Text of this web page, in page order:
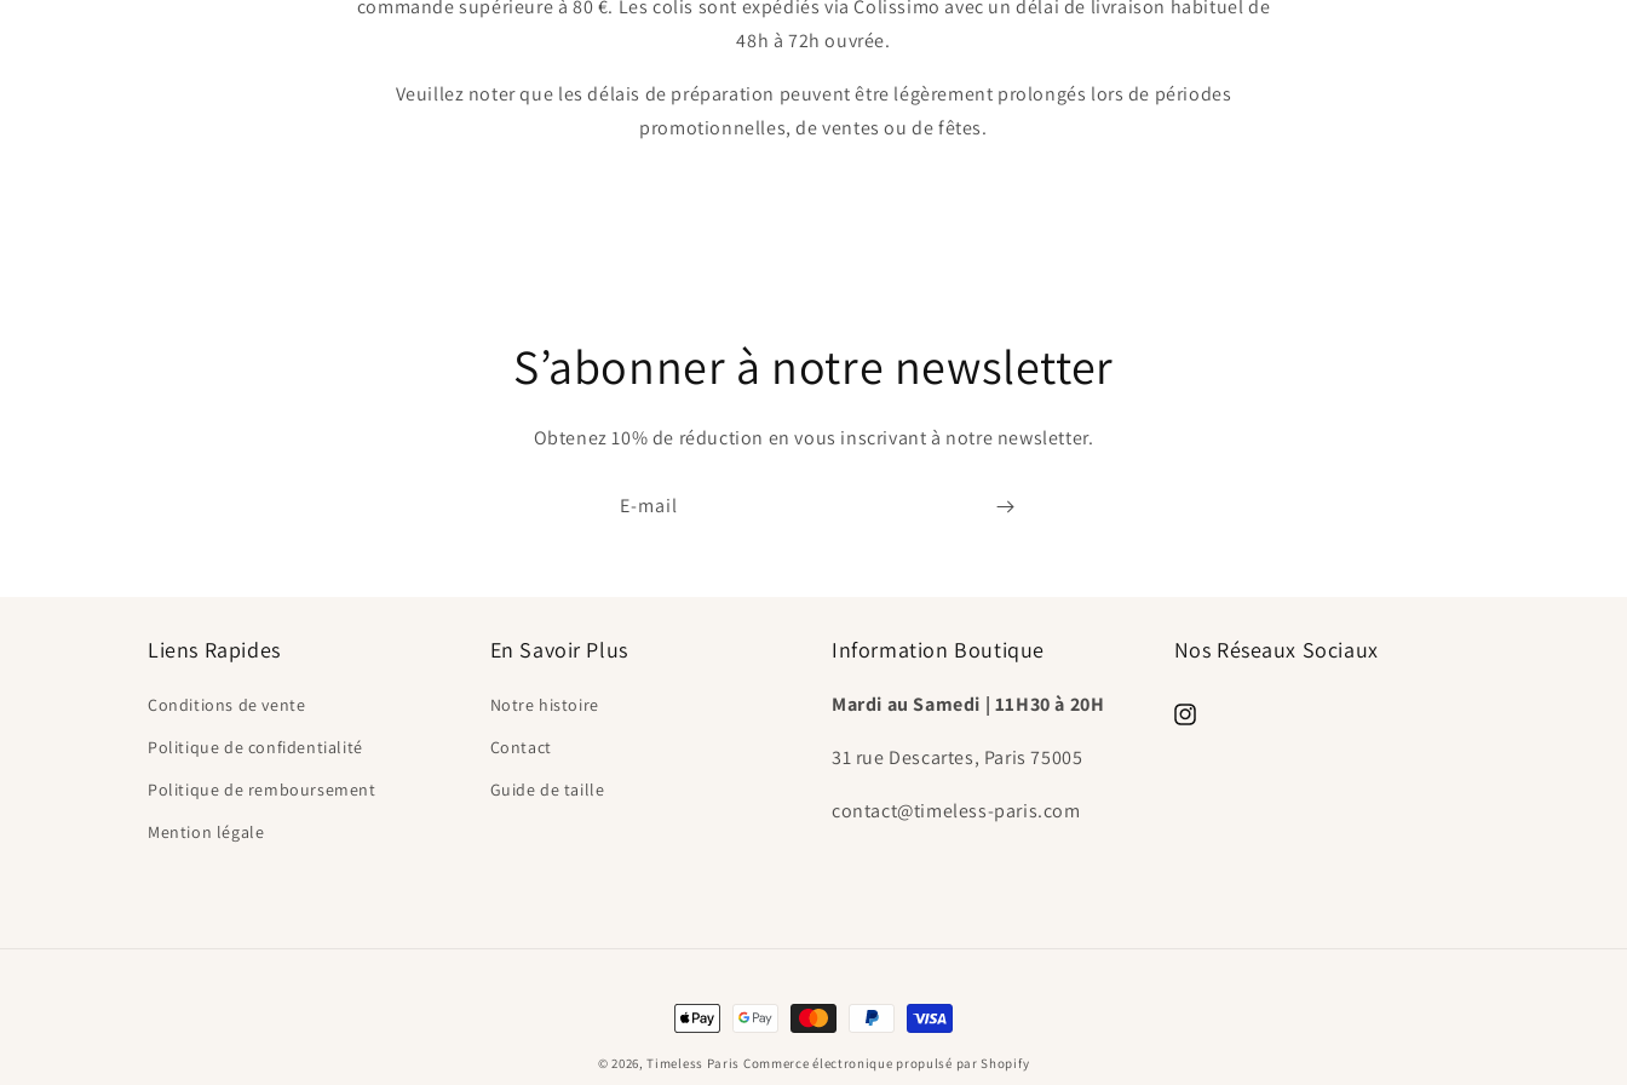
commande supérieure à 80 €. Les colis sont expédiés via Colissimo avec un délai de livraison habituel de
48h à 72h ouvrée.
Veuillez noter que les délais de préparation peuvent être légèrement prolongés lors de périodes
promotionnelles, de ventes ou de fêtes.
S’abonner à notre newsletter
Obtenez 10% de réduction en vous inscrivant à notre newsletter.
E-mail
Liens Rapides
Conditions de vente
Politique de confidentialité
Politique de remboursement
Mention légale
En Savoir Plus
Notre histoire
Contact
Guide de taille
Information Boutique
Mardi au Samedi | 11H30 à 20H
31 rue Descartes, Paris 75005
contact@timeless-paris.com
Nos Réseaux Sociaux
https://www.instagram.com/timeless.paris.shop/
Moyens
de
© 2026,Timeless Paris Commerce électronique propulsé par Shopify